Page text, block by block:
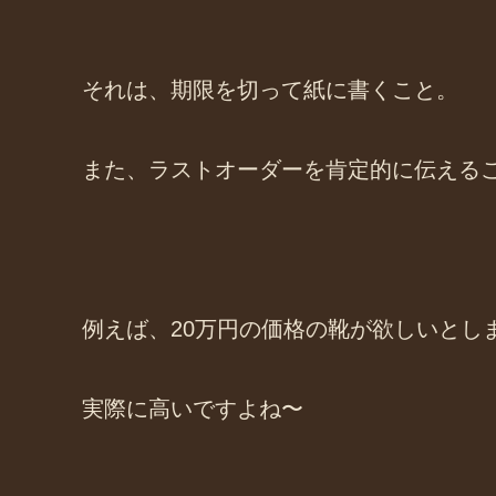
それは、期限を切って紙に書くこと。
また、ラストオーダーを肯定的に伝える
例えば、20万円の価格の靴が欲しいとし
実際に高いですよね〜